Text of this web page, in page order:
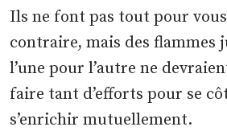
Ils ne font pas tout pour
contraire, mais des flammes
l’une pour l’autre ne
faire tant d’efforts pour se
s’enrichir mutuellement.